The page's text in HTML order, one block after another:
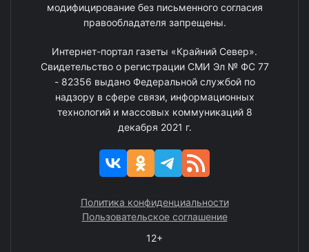
модифицирование без письменного согласия
правообладателя запрещены.
Интернет-портал газеты «Крайний Север».
Свидетельство о регистрации СМИ Эл № ФС 77
- 82356 выдано Федеральной службой по
надзору в сфере связи, информационных
технологий и массовых коммуникаций 8
декабря 2021 г.
Политика конфиденциальности
Пользовательское соглашение
12+